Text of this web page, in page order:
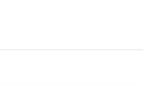
i blagim deterdžentom ako je potrebno.